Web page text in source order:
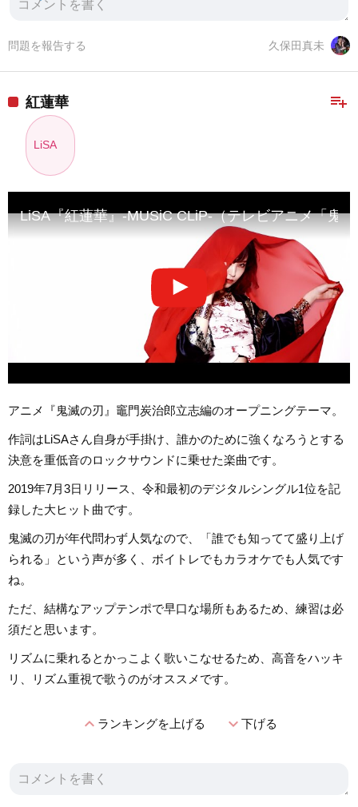
久保田真未
問題を報告する
playlist_add
紅蓮華
LiSA
LiSA『紅蓮華』-MUSiC CLiP-（テレビアニメ「鬼
アニメ『鬼滅の刃』竈門炭治郎立志編のオープニングテーマ。
作詞はLiSAさん自身が手掛け、誰かのために強くなろうとする
決意を重低音のロックサウンドに乗せた楽曲です。
2019年7月3日リリース、令和最初のデジタルシングル1位を記
録した大ヒット曲です。
鬼滅の刃が年代問わず人気なので、「誰でも知ってて盛り上げ
られる」という声が多く、ボイトレでもカラオケでも人気です
ね。
ただ、結構なアップテンポで早口な場所もあるため、練習は必
須だと思います。
リズムに乗れるとかっこよく歌いこなせるため、高音をハッキ
リ、リズム重視で歌うのがオススメです。
expand_lessランキングを上げる expand_more下げる